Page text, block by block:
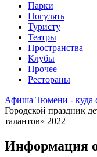
Парки
Погулять
Туристу
Театры
Пространства
Клубы
Прочее
Рестораны
Афиша Тюмени - куда
Городской праздник
талантов» 2022
Информация